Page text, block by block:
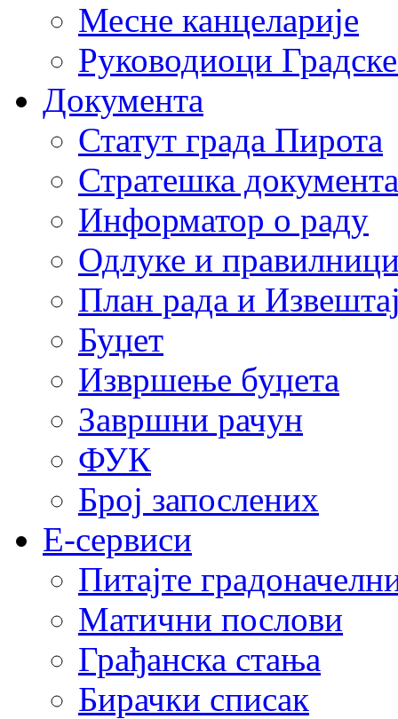
Месне канцеларије
Руководиоци
Документа
Статут града Пирота
Стратешка документа
Информатор о раду
Одлуке и
План рада и
Буџет
Извршење буџета
Завршни рачун
ФУК
Број запослених
E-сервиси
Питајте
Матични послови
Грађанска стања
Бирачки списак